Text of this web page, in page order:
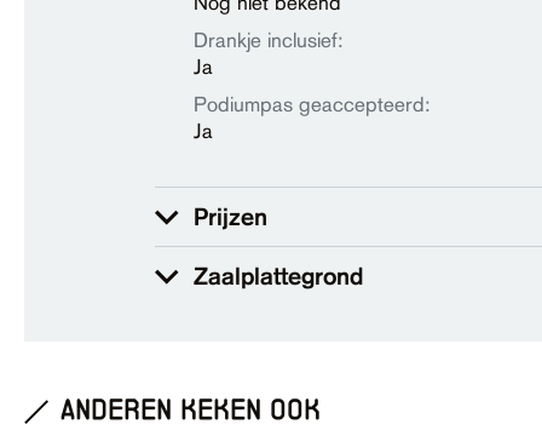
Drankje inclusief:
Ja
Podiumpas geaccepteerd:
Ja
Prijzen
Zaalplattegrond
anderen keken ook